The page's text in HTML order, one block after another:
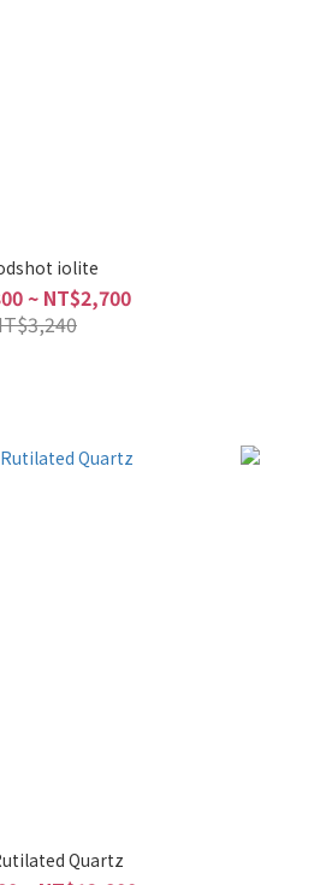
iolite
~ NT$2,700
Quartz